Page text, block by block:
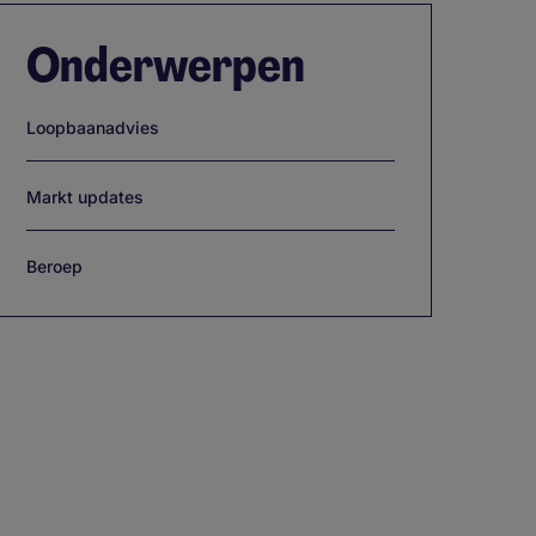
Onderwerpen
Loopbaanadvies
Markt updates
Beroep